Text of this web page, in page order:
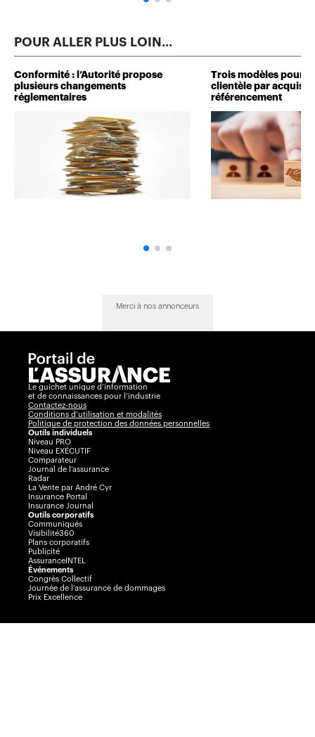
POUR ALLER PLUS LOIN...
Conformité : l’Autorité propose
plusieurs changements
réglementaires
Trois modèles pour
clientèle par
référencement
Merci à nos annonceurs
Le guichet unique d’information
et de connaissances pour l’industrie
Contactez-nous
Conditions d’utilisation et modalités
Politique de protection des données personnelles
Outils individuels
Niveau PRO
Niveau EXÉCUTIF
Comparateur
Journal de l’assurance
Radar
La Vente par André Cyr
Insurance Portal
Insurance Journal
Outils corporatifs
Communiqués
Visibilité360
Plans corporatifs
Publicité
AssuranceINTEL
Événements
Congrès Collectif
Journée de l’assurance de dommages
Prix Excellence